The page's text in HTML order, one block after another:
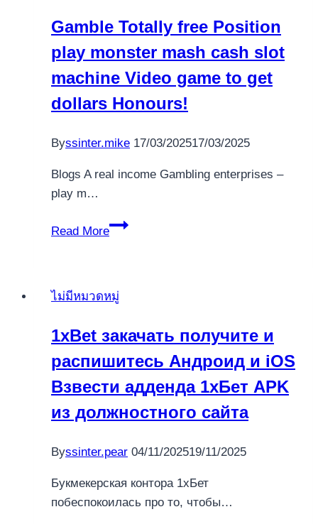
Clen
Maha
Pharma
Tablets
Gamble Totally free Position
play monster mash cash slot
machine Video game to get
dollars Honours!
Byssinter.mike 17/03/202517/03/2025
Blogs A real income Gambling enterprises –
play m…
Read More
Gamble
play
mash
cash
machine
Video
to
Honours!
ไม่มีหมวดหมู่
1xBet закачать получите и
распишитесь Андроид и iOS
Взвести адденда 1хБет APK
из должностного сайта
Byssinter.pear 04/11/202519/11/2025
Букмекерская контора 1хБет
побеспокоилась про то, чтобы…